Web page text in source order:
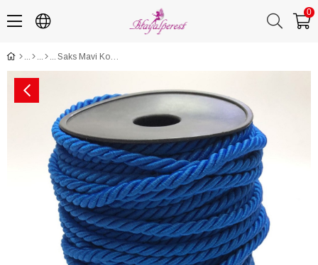
0
Saks Mavi Kordon İp 8 mm 1 mt